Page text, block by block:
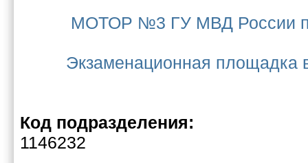
МОТОР №3 ГУ МВД России
Экзаменационная
Код подразделения:
1146232